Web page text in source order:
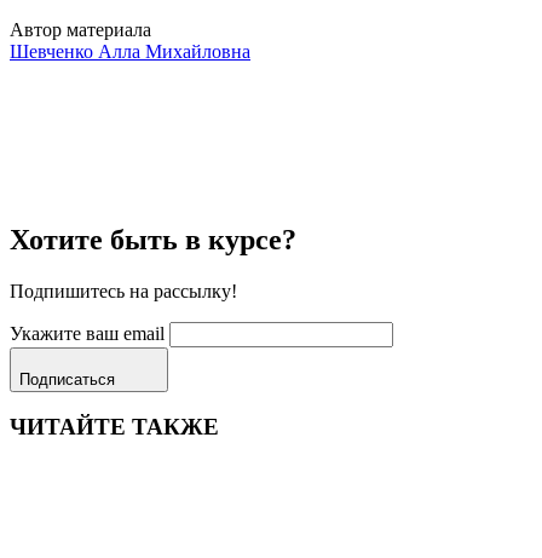
Автор материала
Шевченко Алла Михайловна
Хотите быть в курсе?
Подпишитесь на рассылку!
Укажите ваш email
Подписаться
ЧИТАЙТЕ ТАКЖЕ